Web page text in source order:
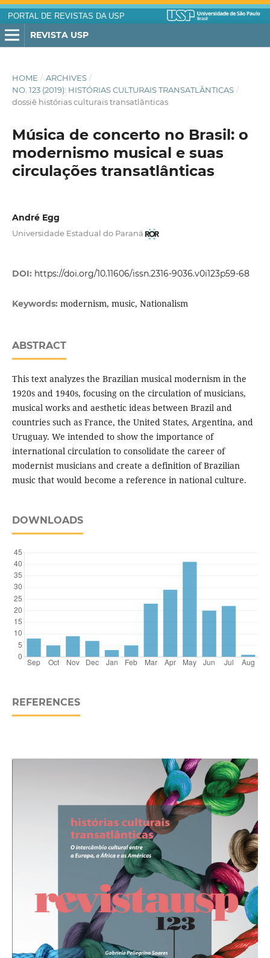
PORTAL DE REVISTAS DA USP
REVISTA USP
HOME / ARCHIVES /
NO. 123 (2019): HISTÓRIAS CULTURAIS TRANSATLÂNTICAS /
dossiê histórias culturais transatlânticas
Música de concerto no Brasil: o
modernismo musical e suas
circulações transatlânticas
André Egg
Universidade Estadual do Paraná
DOI: https://doi.org/10.11606/issn.2316-9036.v0i123p59-68
Keywords: modernism, music, Nationalism
ABSTRACT
This text analyzes the Brazilian musical modernism in the
1920s and 1940s, focusing on the circulation of musicians,
musical works and aesthetic ideas between Brazil and
countries such as France, the United States, Argentina, and
Uruguay. We intended to show the importance of
international circulation to consolidate the career of
modernist musicians and create a definition of Brazilian
music that would become a reference in national culture.
DOWNLOADS
REFERENCES